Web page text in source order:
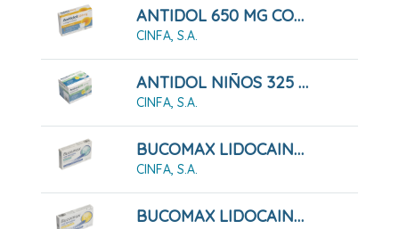
ANTIDOL 650 MG COMPRIMIDOS
CINFA, S.A.
ANTIDOL NIÑOS 325 MG GRANULADO
CINFA, S.A.
BUCOMAX LIDOCAINA SABOR MENTA 24 PASTILLAS PARA CHUPAR
CINFA, S.A.
BUCOMAX LIDOCAINA SABOR MIEL Y LIMÓN 24 PASTILLAS PARA CHUPAR